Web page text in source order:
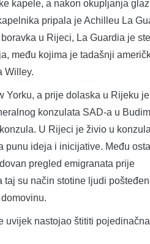
kapele, a nakon okupljanja
pripala je Achilleu La
u Rijeci, La Guardia je
među kojima je tadašnji
Willey.
Yorku, a prije dolaska u Rijeku
konzulata SAD-a u
U Rijeci je živio u
punu ideja i inicijative. Među
pregled emigranata prije
taj su način stotine ljudi
uvijek nastojao štititi pojedinačna